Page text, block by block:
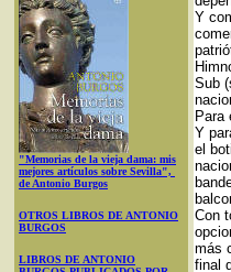
"Memorias de la vieja dama: mis
mejores artículos sobre Sevilla",
de Antonio Burgos
OTROS LIBROS DE ANTONIO
BURGOS
LIBROS DE ANTONIO
Y
Sub
Para
Y
el
Con
más
final